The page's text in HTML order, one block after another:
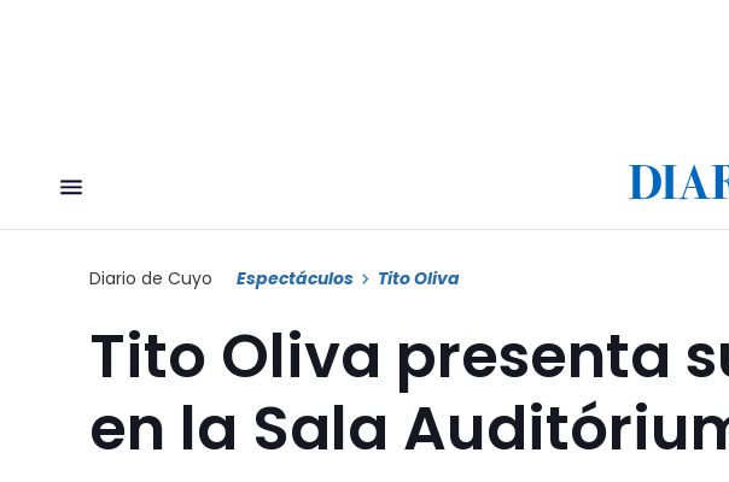
Diario de Cuyo Espectáculos Tito Oliva
Tito Oliva presenta
en la Sala